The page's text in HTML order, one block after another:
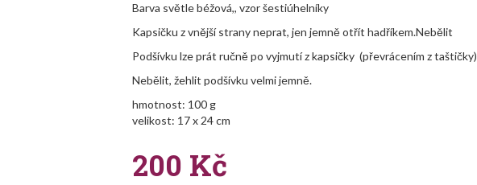
Barva světle béžová,, vzor šestiúhelníky
Kapsičku z vnější strany neprat, jen jemně otřít hadříkem.Nebělit
Podšívku lze prát ručně po vyjmutí z kapsičky (převrácením z taštičky)
Nebělit, žehlit podšívku velmi jemně.
hmotnost: 100 g
velikost: 17 x 24 cm
200 Kč